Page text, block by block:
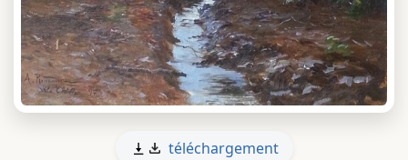
téléchargement